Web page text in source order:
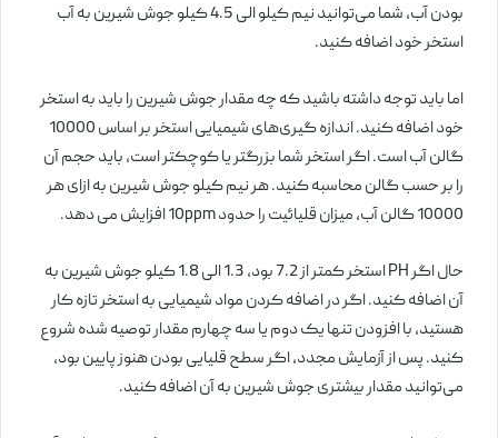
بودن آب، شما می‌توانید نیم کیلو الی 4.5 کیلو جوش شیرین به آب
استخر خود اضافه کنید.
اما باید توجه داشته باشید که چه مقدار جوش شیرین را باید به استخر
خود اضافه کنید. اندازه گیری‌های شیمیایی استخر بر اساس 10000
گالن آب است. اگر استخر شما بزرگتر یا کوچکتر است، باید حجم آن
را بر حسب گالن محاسبه کنید. هر نیم کیلو جوش شیرین به ازای هر
10000 گالن آب، میزان قلیائیت را حدود 10ppm افزایش می دهد.
حال اگر PH استخر کمتر از 7.2 بود، 1.3 الی 1.8 کیلو جوش شیرین به
آن اضافه کنید. اگر در اضافه کردن مواد شیمیایی به استخر تازه کار
هستید، با افزودن تنها یک دوم یا سه چهارم مقدار توصیه شده شروع
کنید. پس از آزمایش مجدد، اگر سطح قلیایی بودن هنوز پایین بود،
می‌توانید مقدار بیشتری جوش شیرین به آن اضافه کنید.